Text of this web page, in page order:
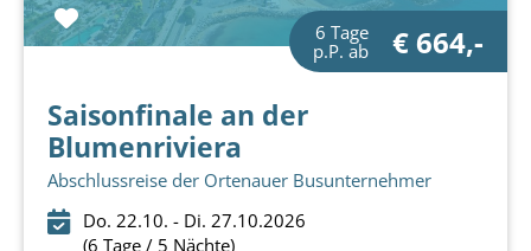
6 Tage
p.P. ab
€ 664,-
Saisonfinale an der
Blumenriviera
Abschlussreise der Ortenauer Busunternehmer
Do. 22.10. - Di. 27.10.2026
(6 Tage / 5 Nächte)